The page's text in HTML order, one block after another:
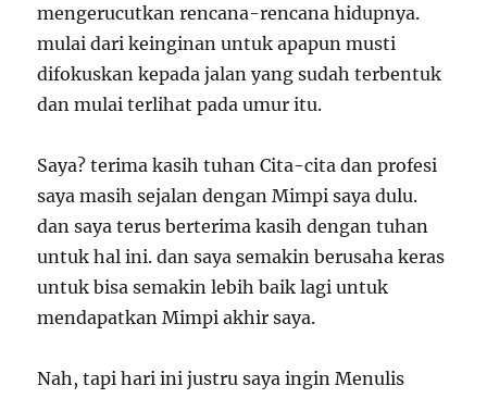
mengerucutkan rencana-rencana hidupnya.
mulai dari keinginan untuk apapun musti
difokuskan kepada jalan yang sudah terbentuk
dan mulai terlihat pada umur itu.
Saya? terima kasih tuhan Cita-cita dan profesi
saya masih sejalan dengan Mimpi saya dulu.
dan saya terus berterima kasih dengan tuhan
untuk hal ini. dan saya semakin berusaha keras
untuk bisa semakin lebih baik lagi untuk
mendapatkan Mimpi akhir saya.
Nah, tapi hari ini justru saya ingin Menulis